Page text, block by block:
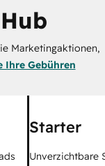
Marketingaktionen,
Ihre Gebühren
Starter
Unverzichtbare